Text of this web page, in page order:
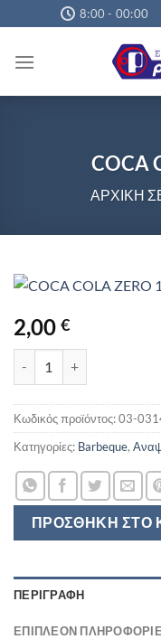
Μετάβαση
στο
περιεχόμενο
8:00 - 00:00
COCA
ΑΡΧΙΚΉ
2,00 €
ΠΡΟΣΘΉΚΗ ΣΤΟ
Κωδικός προϊόντος:03-
Κατηγορίες: Barbeque,
ΠΕΡΙΓΡΑΦΉ
ΕΠΙΠΛΈΟΝ